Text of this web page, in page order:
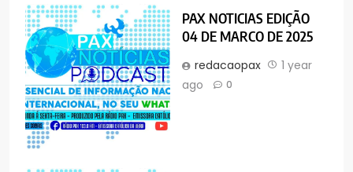
PAX NOTICIAS EDIÇÃO
04 DE MARCO DE 2025
redacaopax
1 year
ago
0